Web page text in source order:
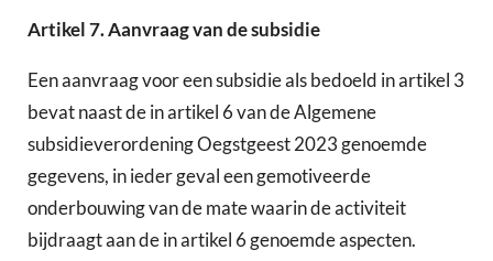
Artikel7.Aanvraag van de subsidie
Een aanvraag voor een subsidie als bedoeld in artikel 3
bevat naast de in artikel 6 van de Algemene
subsidieverordening Oegstgeest 2023 genoemde
gegevens, in ieder geval een gemotiveerde
onderbouwing van de mate waarin de activiteit
bijdraagt aan de in artikel 6 genoemde aspecten.